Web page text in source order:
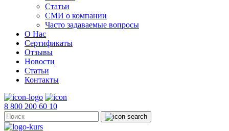
Статьи
СМИ о компании
Часто задаваемые вопросы
О Нас
Сертификаты
Отзывы
Новости
Статьи
Контакты
8 800 200 60 10